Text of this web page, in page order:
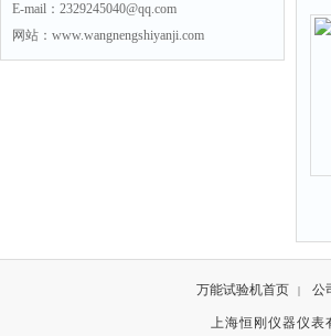
E-mail：2329245040@qq.com
网站：www.wangnengshiyanji.com
万能试验机首页 | 公
上海恒刚仪器仪表